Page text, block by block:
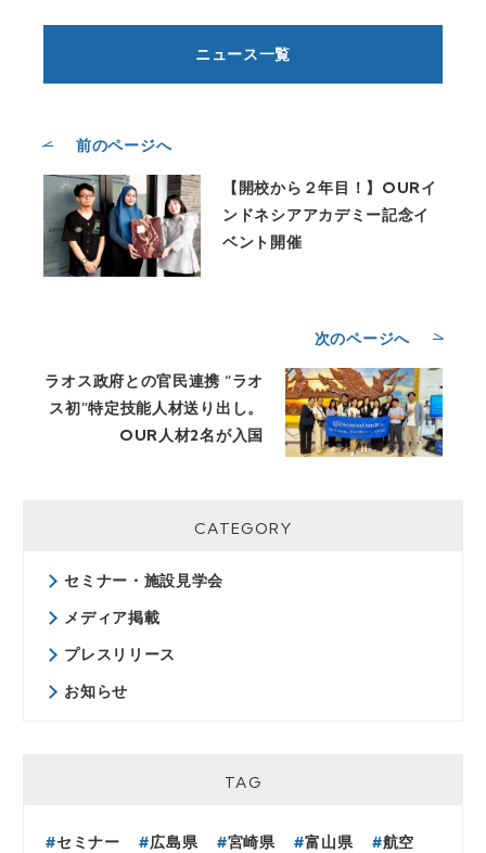
ニュース一覧
前のページへ
【開校から２年目！】OURイ
ンドネシアアカデミー記念イ
ベント開催
次のページへ
ラオス政府との官民連携 “ラオ
ス初”特定技能人材送り出し。
OUR人材2名が入国
CATEGORY
セミナー・施設見学会
メディア掲載
プレスリリース
お知らせ
TAG
セミナー 広島県 宮崎県 富山県
航空